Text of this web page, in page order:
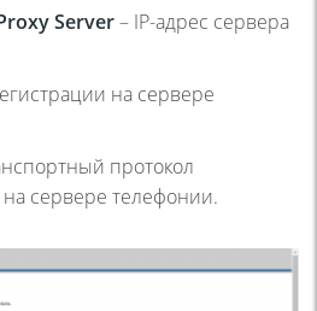
Server– IP-адрес сервера
на сервере
протокол
сервере телефонии.